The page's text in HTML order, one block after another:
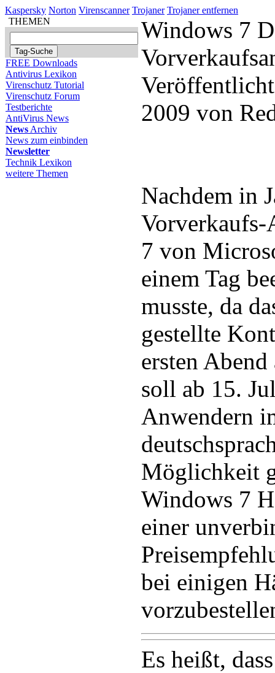
Kaspersky Norton Virenscanner Trojaner Trojaner entfernen
THEMEN
FREE Downloads
Antivirus Lexikon
Virenschutz Tutorial
Virenschutz Forum
Testberichte
AntiVirus News
News Archiv
News zum einbinden
Newsletter
Technik Lexikon
weitere Themen
Windows 7
2009 von
Nachdem in
7 von
einem Tag
musste, da
gestellte
ersten
soll ab 15.
Anwendern
Möglichkeit
Windows 7
einer
bei einigen
Es heißt,